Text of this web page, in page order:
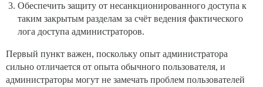
Обеспечить защиту от несанкционированного доступа к
таким закрытым разделам за счёт ведения фактического
лога доступа администраторов.
Первый пункт важен, поскольку опыт администратора
сильно отличается от опыта обычного пользователя, и
администраторы могут не замечать проблем пользователей